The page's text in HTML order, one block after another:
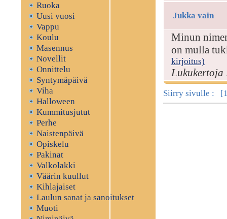
Ruoka
Uusi vuosi
Vappu
Koulu
Masennus
Novellit
Onnittelu
Syntymäpäivä
Viha
Halloween
Kummitusjutut
Perhe
Naistenpäivä
Opiskelu
Pakinat
Valkolakki
Väärin kuullut
Kihlajaiset
Laulun sanat ja sanoitukset
Muoti
Jukka vain
Minun
on mulla
kirjoitus)
Lukukertoja
Siirry sivulle :